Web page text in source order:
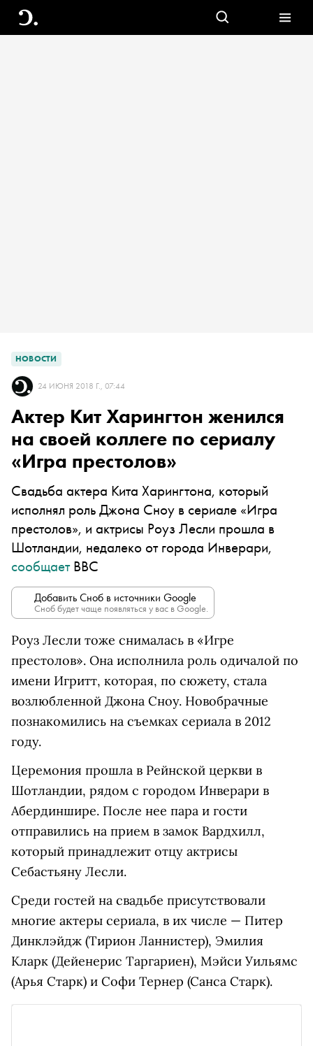
НОВОСТИ
24 ИЮНЯ 2018 Г., 07:44
Актер Кит Харингтон женился
на своей коллеге по сериалу
«Игра престолов»
Свадьба актера Кита Харингтона, который
исполнял роль Джона Сноу в сериале «Игра
престолов», и актрисы Роуз Лесли прошла в
Шотландии, недалеко от города Инверари,
сообщаетBBC
Добавить Сноб в источники Google
Сноб будет чаще появляться у вас в Google.
Роуз Лесли тоже снималась в «Игре
престолов». Она исполнила роль одичалой по
имени Игритт, которая, по сюжету, стала
возлюбленной Джона Сноу. Новобрачные
познакомились на съемках сериала в 2012
году.
Церемония прошла в Рейнской церкви в
Шотландии, рядом с городом Инверари в
Абердиншире. После нее пара и гости
отправились на прием в замок Вардхилл,
который принадлежит отцу актрисы
Себастьяну Лесли.
Среди гостей на свадьбе присутствовали
многие актеры сериала, в их числе — Питер
Динклэйдж (Тирион Ланнистер), Эмилия
Кларк (Дейенерис Таргариен), Мэйси Уильямс
(Арья Старк) и Софи Тернер (Санса Старк).